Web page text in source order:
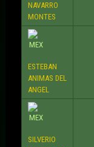
NAVARRO
MONTES
ESTEBAN
ANIMAS DEL
ANGEL
SILVERIO